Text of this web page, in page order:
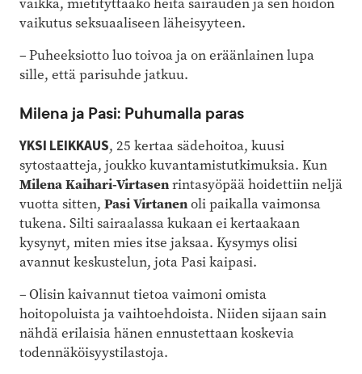
vaikutus seksuaaliseen läheisyyteen.
– Puheeksiotto luo toivoa ja on eräänlainen lupa
sille, että parisuhde jatkuu.
Milena ja Pasi: Puhumalla paras
YKSI LEIKKAUS, 25 kertaa sädehoitoa, kuusi
sytostaatteja, joukko kuvantamistutkimuksia. Kun
Milena Kaihari-Virtasenrintasyöpää hoidettiin neljä
vuotta sitten, Pasi Virtanenoli paikalla vaimonsa
tukena. Silti sairaalassa kukaan ei kertaakaan
kysynyt, miten mies itse jaksaa. Kysymys olisi
avannut keskustelun, jota Pasi kaipasi.
– Olisin kaivannut tietoa vaimoni omista
hoitopoluista ja vaihtoehdoista. Niiden sijaan sain
nähdä erilaisia hänen ennustettaan koskevia
todennäköisyystilastoja.